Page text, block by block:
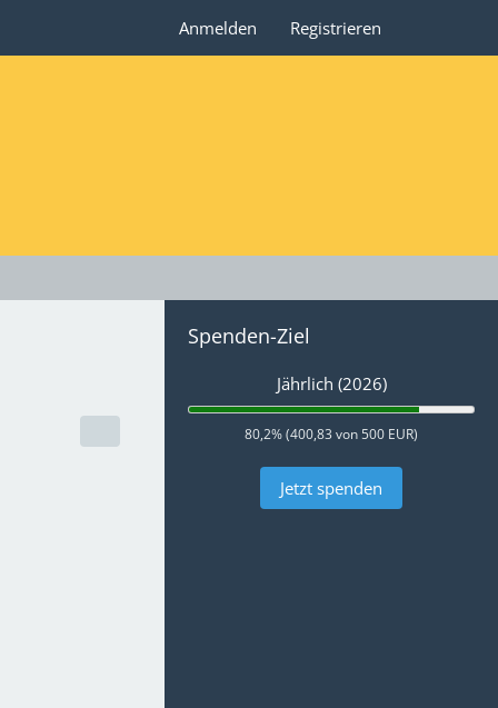
Anmelden Registrieren
Spenden-Ziel
Jährlich (2026)
80,2% (400,83 von 500 EUR)
Jetzt spenden